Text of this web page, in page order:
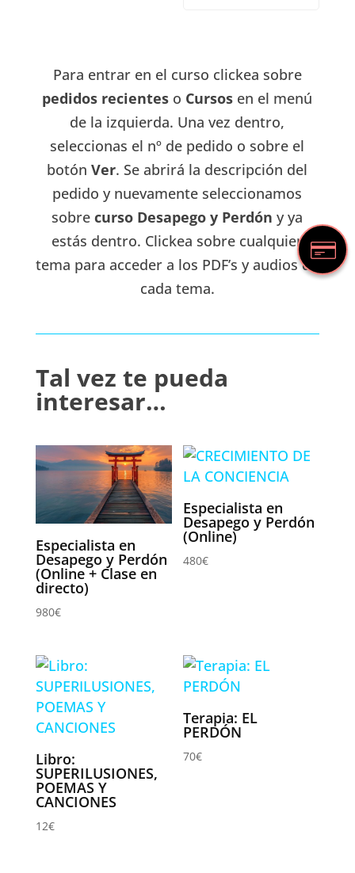
Para entrar en el curso clickea sobre
pedidos recientes o Cursos en el menú
de la izquierda. Una vez dentro,
seleccionas el nº de pedido o sobre el
botónVer. Se abrirá la descripción del
pedido y nuevamente seleccionamos
sobrecurso Desapego y Perdóny ya
estás dentro. Clickea sobre cualquier
tema para acceder a los PDF’s y audios de
cada tema.
Tal vez te pueda
interesar…
Especialista en
Desapego y Perdón
(Online + Clase en
directo)
980€
Especialista en
Desapego y Perdón
(Online)
480€
Libro:
SUPERILUSIONES,
POEMAS Y
CANCIONES
12€
Terapia: EL
PERDÓN
70€